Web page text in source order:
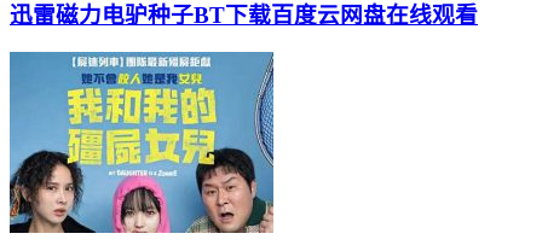
迅雷磁力电驴种子BT下载百度云网盘在线观看